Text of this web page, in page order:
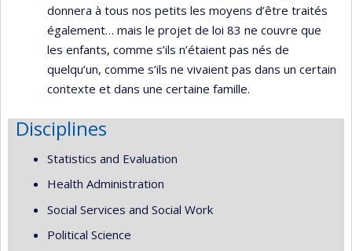
donnera à tous nos petits les moyens d’être traités
également… mais le projet de loi 83 ne couvre que
les enfants, comme s’ils n’étaient pas nés de
quelqu’un, comme s’ils ne vivaient pas dans un certain
contexte et dans une certaine famille.
Disciplines
Statistics and Evaluation
Health Administration
Social Services and Social Work
Political Science